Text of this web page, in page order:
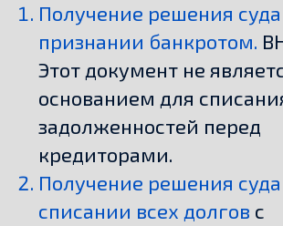
Получение решения суда
признании банкротом.
Этот документ не
основанием для
задолженностей перед
кредиторами.
Получение решения суда
списании всех долгов с